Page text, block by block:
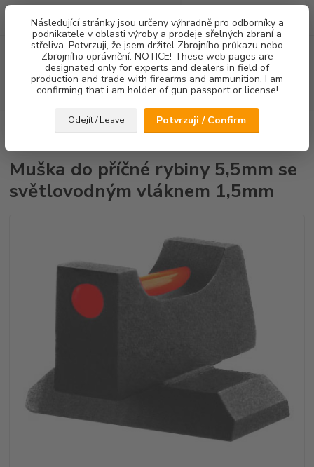
Následující stránky jsou určeny výhradně pro odborníky a
podnikatele v oblasti výroby a prodeje sřelných zbraní a
střeliva. Potvrzuji, že jsem držitel Zbrojního průkazu nebo
Zbrojního oprávnění. NOTICE! These web pages are
designated only for experts and dealers in field of
production and trade with firearms and ammunition. I am
confirming that i am holder of gun passport or license!
Odejít / Leave Potvrzuji / Confirm
Menu
Hledat
za0,00 Kč
CZ75/CZ85 Mušky
Muška do příčné rybiny 5,5mm
Muška do příčné rybiny 5,5mm se
světlovodným vláknem 1,5mm